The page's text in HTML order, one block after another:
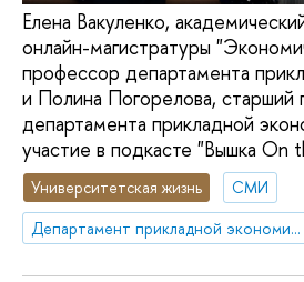
Елена Вакуленко,
онлайн-магистратуры
профессор департамента
и Полина Погорелова, старший
департамента прикладной
участие в подкасте "Вышка On
Университетская жизнь
СМИ
Департамент прикладной экономики